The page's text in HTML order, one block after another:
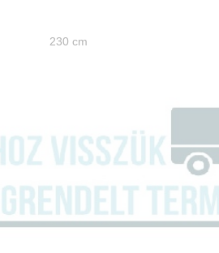
230 cm
32 cm
51 cm
60 cm